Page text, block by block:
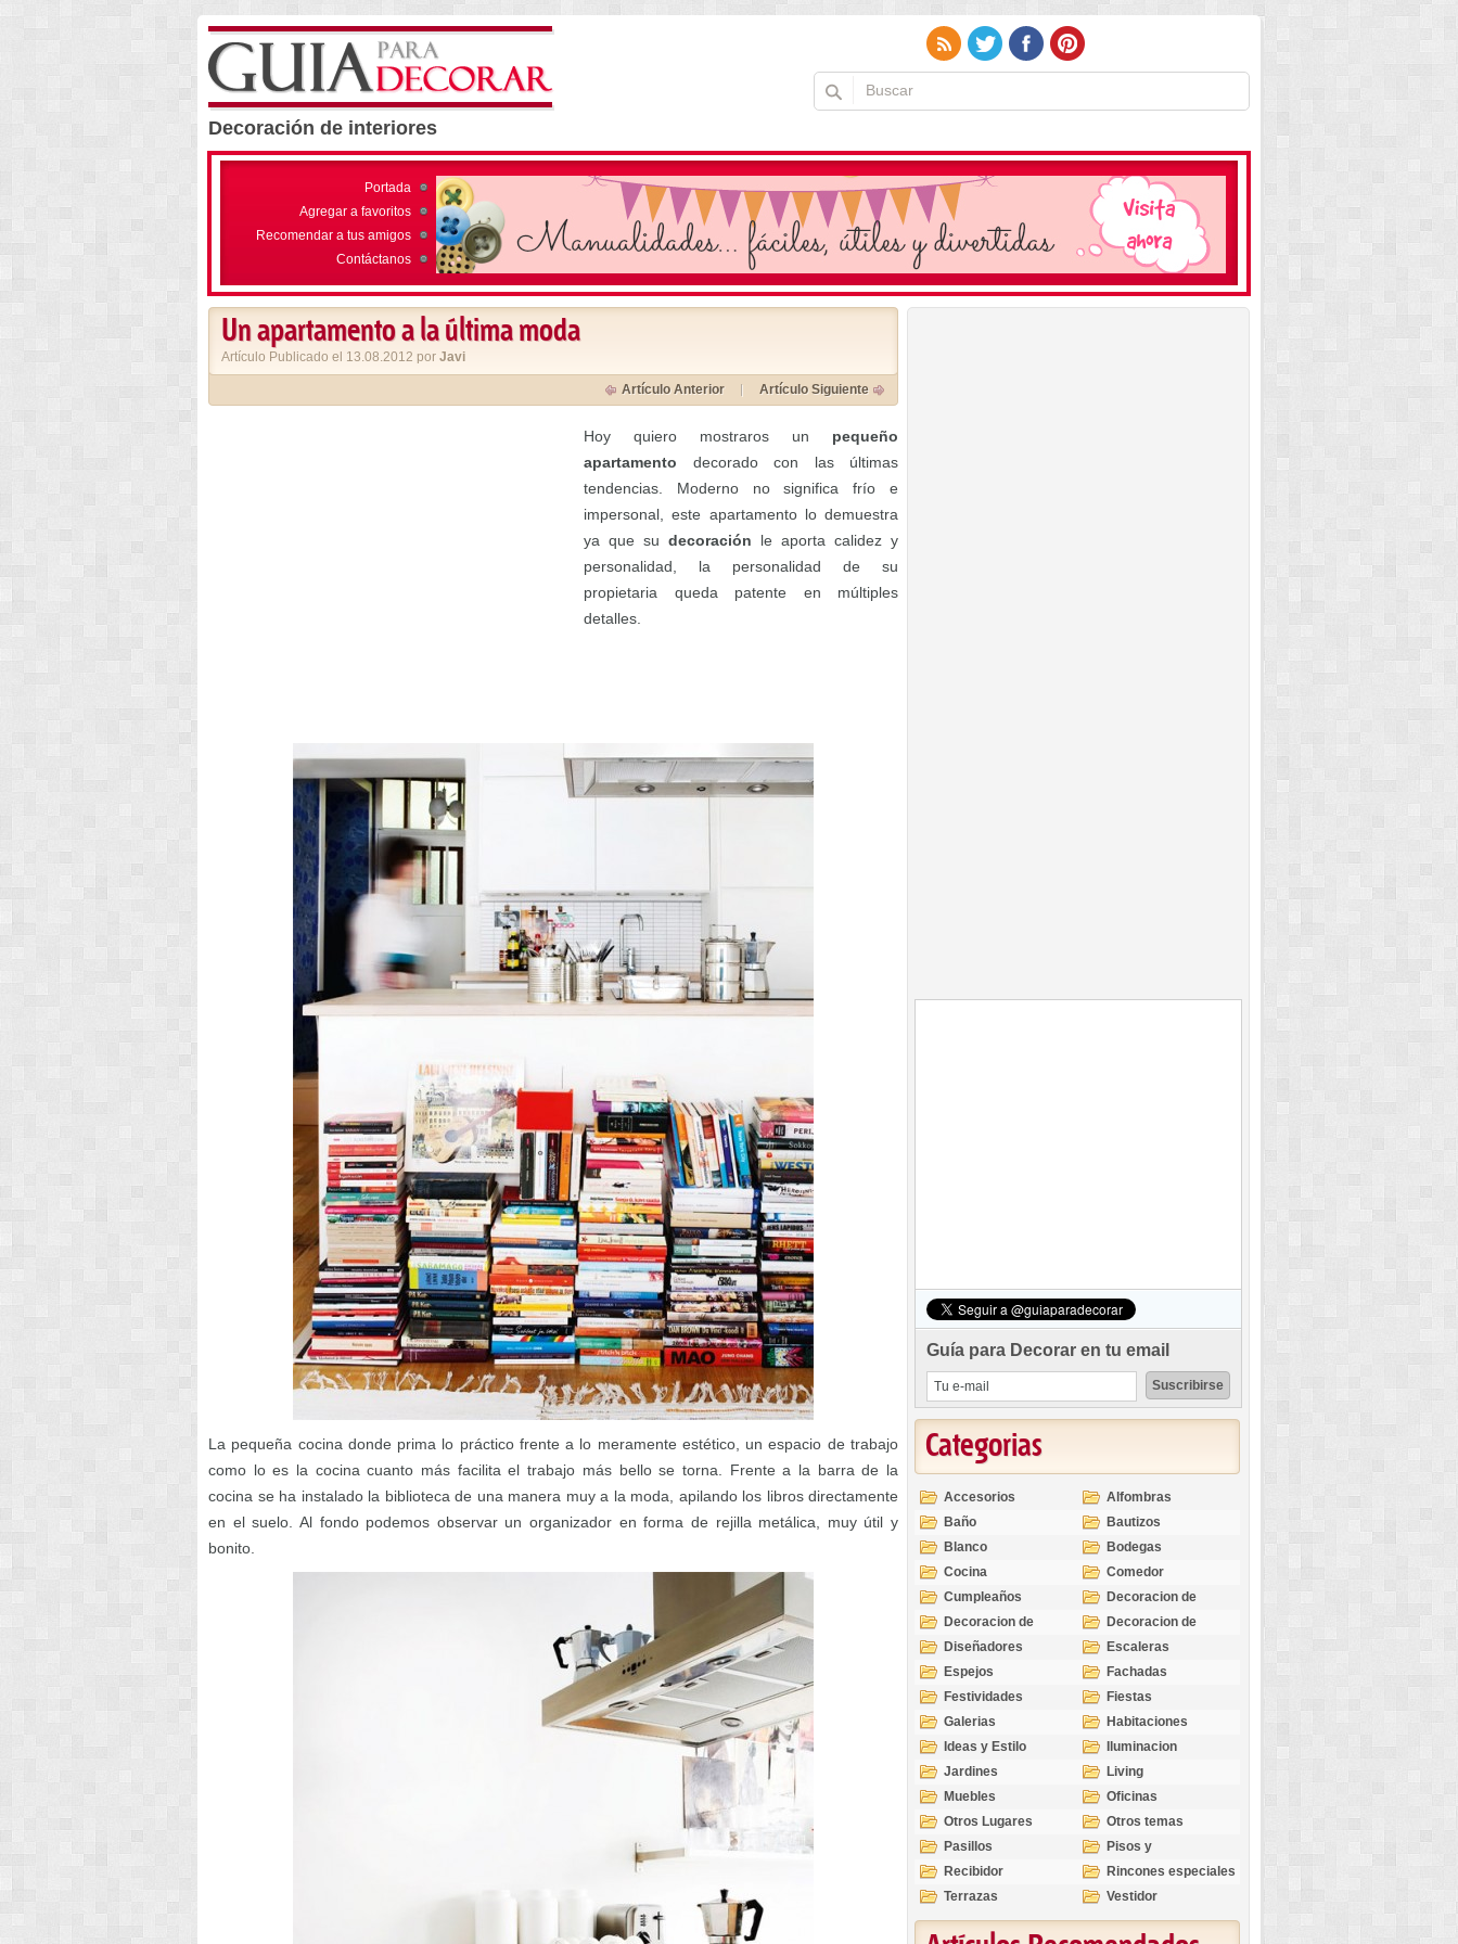
Decoración de interiores
Portada
Agregar a favoritos
Recomendar a tus amigos
Contáctanos
Un apartamento a la última moda
Artículo Publicado el 13.08.2012 por Javi
Artículo Anterior Artículo Siguiente
Hoy quiero mostraros un pequeño
apartamento decorado con las últimas
tendencias. Moderno no significa frío e
impersonal, este apartamento lo demuestra
ya que su decoración le aporta calidez y
personalidad, la personalidad de su
propietaria queda patente en múltiples
detalles.
La pequeña cocina donde prima lo práctico frente a lo meramente estético, un espacio de trabajo
como lo es la cocina cuanto más facilita el trabajo más bello se torna. Frente a la barra de la
cocina se ha instalado la biblioteca de una manera muy a la moda, apilando los libros directamente
en el suelo. Al fondo podemos observar un organizador en forma de rejilla metálica, muy útil y
bonito.
Guía para Decorar en tu email
Categorias
Accesorios
Alfombras
Baño
Bautizos
Blanco
Bodegas
Cocina
Comedor
Cumpleaños
Decoracion de
Exteriores
Decoracion de
Interiores
Decoracion de
Ocasiones
Diseñadores
Escaleras
Espejos
Fachadas
Festividades
Fiestas
Galerias
Habitaciones
Ideas y Estilo
Iluminacion
Jardines
Living
Muebles
Oficinas
Otros Lugares
Otros temas
Pasillos
Pisos y
revestimientos
Recibidor
Rincones especiales
Terrazas
Vestidor